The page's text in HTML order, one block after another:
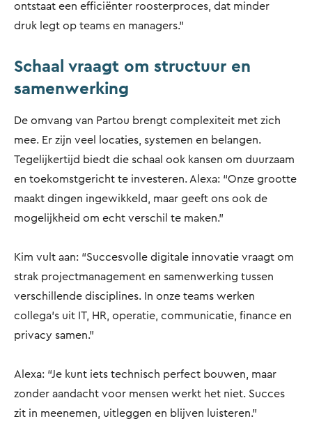
ontstaat een efficiënter roosterproces, dat minder
druk legt op teams en managers.”
Schaal vraagt om structuur en
samenwerking
De omvang van Partou brengt complexiteit met zich
mee. Er zijn veel locaties, systemen en belangen.
Tegelijkertijd biedt die schaal ook kansen om duurzaam
en toekomstgericht te investeren. Alexa: “Onze grootte
maakt dingen ingewikkeld, maar geeft ons ook de
mogelijkheid om echt verschil te maken.”
Kim vult aan: “Succesvolle digitale innovatie vraagt om
strak projectmanagement en samenwerking tussen
verschillende disciplines. In onze teams werken
collega’s uit IT, HR, operatie, communicatie, finance en
privacy samen.”
Alexa: “Je kunt iets technisch perfect bouwen, maar
zonder aandacht voor mensen werkt het niet. Succes
zit in meenemen, uitleggen en blijven luisteren.”